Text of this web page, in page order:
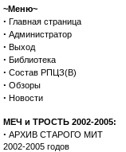
~Меню~
· Главная страница
· Администратор
· Выход
· Библиотека
· Состав РПЦЗ(В)
· Обзоры
· Новости
МЕЧ и ТРОСТЬ 2002-2005:
· АРХИВ СТАРОГО МИТ
2002-2005 годов